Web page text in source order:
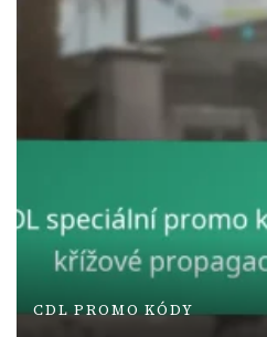
CDL PROMO KÓDY